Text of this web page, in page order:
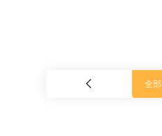
全部